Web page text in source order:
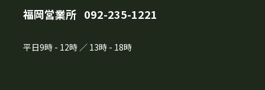
福岡営業所 092-235-1221
平日9時- 12時／ 13時- 18時